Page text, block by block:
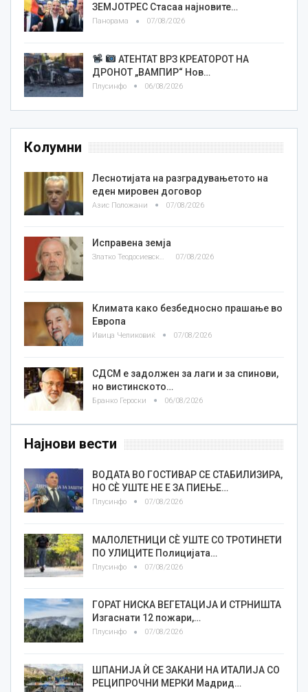
ЗЕМЈОТРЕС Стасаа најновите…
Панорама 07/08/2026
АТЕНТАТ ВРЗ КРЕАТОРОТ НА
ДРОНОТ „ВАМПИР“ Нов…
Плусинфо 06/08/2026
Колумни
Леснотијата на разградувањетото на
еден мировен договор
Азис Положани 07/08/2026
Исправена земја
Златко Теодосиевски 07/08/2026
Климата како безбедносно прашање во
Европа
Ивица Челиковиќ 07/08/2026
СДСМ е задолжен за лаги и за спинови,
но вистинското…
Бранко Героски 06/08/2026
Најнови вести
ВОДАТА ВО ГОСТИВАР СЕ СТАБИЛИЗИРА,
НО СÈ УШТЕ НЕ Е ЗА ПИЕЊЕ…
Плусинфо 07/08/2026
МАЛОЛЕТНИЦИ СÈ УШТЕ СО ТРОТИНЕТИ
ПО УЛИЦИТЕ Полицијата…
Плусинфо 07/08/2026
ГОРАТ НИСКА ВЕГЕТАЦИЈА И СТРНИШТА
Изгаснати 12 пожари,…
Плусинфо 07/08/2026
ШПАНИЈА Ѝ СЕ ЗАКАНИ НА ИТАЛИЈА СО
РЕЦИПРОЧНИ МЕРКИ Мадрид…